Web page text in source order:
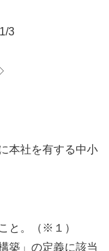
3
社を有する中小
。（※１）
」の定義に該当